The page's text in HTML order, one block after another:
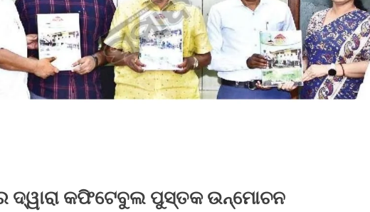
ଦ୍ୱାରା କଫିଟେବୁଲ ପୁସ୍ତକ ଉନ୍ମୋଚନ